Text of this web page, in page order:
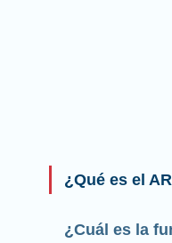
¿Qué es el
¿Cuál es la